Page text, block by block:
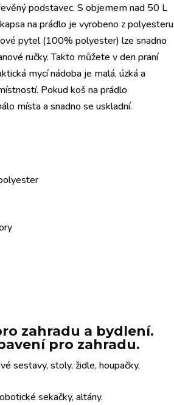
podstavec. S objemem nad 50 L
na prádlo je vyrobeno z polyesteru
pytel (100% polyester) lze snadno
ručky. Takto můžete v den praní
mycí nádoba je malá, úzká a
Pokud koš na prádlo
místa a snadno se uskladní.
zahradu a bydlení.
pro zahradu.
sestavy, stoly, židle, houpačky,
sekačky, altány.